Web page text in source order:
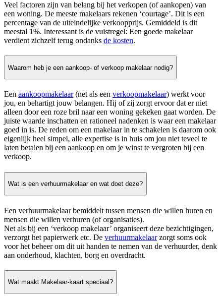
Veel factoren zijn van belang bij het verkopen (of aankopen) van
een woning. De meeste makelaars rekenen ‘courtage’. Dit is een
percentage van de uiteindelijke verkoopprijs. Gemiddeld is dit
meestal 1%. Interessant is de vuistregel: Een goede makelaar
verdient zichzelf terug ondanks de kosten.
Waarom heb je een aankoop- of verkoop makelaar nodig?
Een aankoopmakelaar(net als een verkoopmakelaar) werkt voor
jou, en behartigt jouw belangen. Hij of zij zorgt ervoor dat er niet
alleen door een roze bril naar een woning gekeken gaat worden. De
juiste waarde inschatten en rationeel nadenken is waar een makelaar
goed in is. De reden om een makelaar in te schakelen is daarom ook
eigenlijk heel simpel, alle expertise is in huis om jou niet teveel te
laten betalen bij een aankoop en om je winst te vergroten bij een
verkoop.
Wat is een verhuurmakelaar en wat doet deze?
Een verhuurmakelaar bemiddelt tussen mensen die willen huren en
mensen die willen verhuren (of organisaties).
Net als bij een ‘verkoop makelaar’ organiseert deze bezichtigingen,
verzorgt het papierwerk etc. De verhuurmakelaarzorgt soms ook
voor het beheer om dit uit handen te nemen van de verhuurder, denk
aan onderhoud, klachten, borg en overdracht.
Wat maakt Makelaar-kaart speciaal?